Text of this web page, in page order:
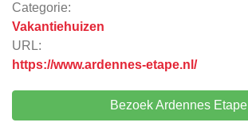
Categorie:
Vakantiehuizen
URL:
https://www.ardennes-etape.nl/
Bezoek Ardennes Etape